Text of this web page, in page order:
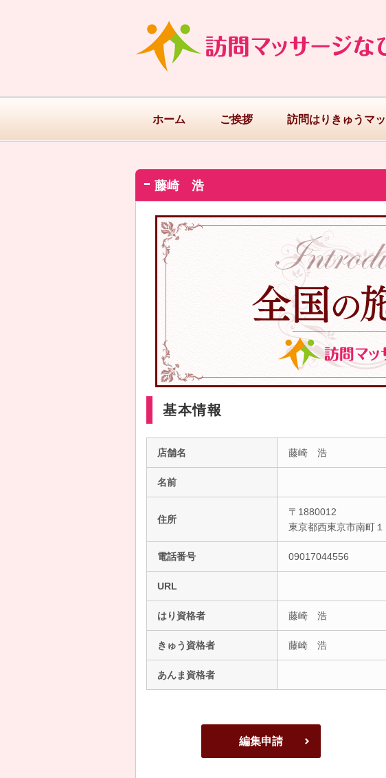
ホーム ご挨拶 訪問はりきゅうマ
藤崎 浩
基本情報
店舗名 藤崎 浩
名前
住所
〒1880012
東京都西東京市南町
電話番号 09017044556
URL
はり資格者 藤崎 浩
きゅう資格者 藤崎 浩
あんま資格者
編集申請